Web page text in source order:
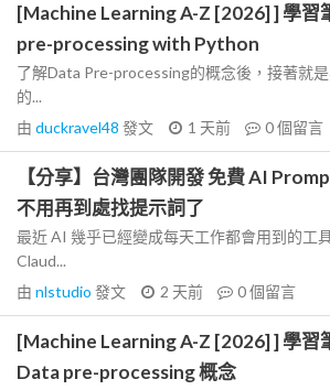
[Machine Learning A-Z [2026] ] 學習
pre-processing with Python
了解Data Pre-processing的概念後，接著就
的...
由 duckravel48 發文 1 天前 0個留言
【分享】台灣團隊開發 免費 AI
不用再到處找提示詞了
最近 AI 幾乎已經變成每天工作都會用到的工
Claud...
由 nlstudio 發文 2 天前 0個留言
[Machine Learning A-Z [2026] ] 學習
Data pre-processing 概念